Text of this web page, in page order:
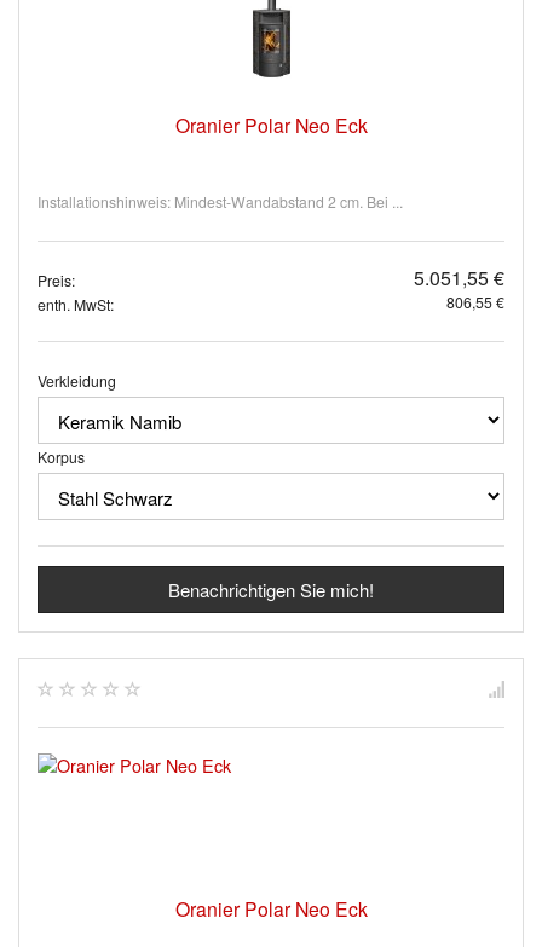
Oranier Polar Neo Eck
Installationshinweis: Mindest-Wandabstand 2 cm. Bei ...
Preis: 5.051,55 €
enth. MwSt: 806,55 €
Verkleidung
Korpus
Benachrichtigen Sie mich!
Oranier Polar Neo Eck